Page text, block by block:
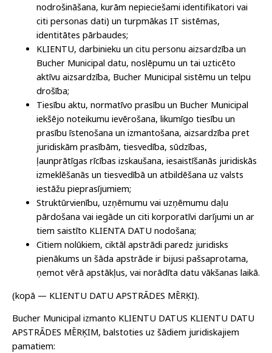
nodrošināšana, kurām nepieciešami identifikatori vai
citi personas dati) un turpmākas IT sistēmas,
identitātes pārbaudes;
KLIENTU, darbinieku un citu personu aizsardzība un
Bucher Municipal datu, noslēpumu un tai uzticēto
aktīvu aizsardzība, Bucher Municipal sistēmu un telpu
drošība;
Tiesību aktu, normatīvo prasību un Bucher Municipal
iekšējo noteikumu ievērošana, likumīgo tiesību un
prasību īstenošana un izmantošana, aizsardzība pret
juridiskām prasībām, tiesvedība, sūdzības,
ļaunprātīgas rīcības izskaušana, iesaistīšanās juridiskās
izmeklēšanās un tiesvedībā un atbildēšana uz valsts
iestāžu pieprasījumiem;
Struktūrvienību, uzņēmumu vai uzņēmumu daļu
pārdošana vai iegāde un citi korporatīvi darījumi un ar
tiem saistīto KLIENTA DATU nodošana;
Citiem nolūkiem, ciktāl apstrādi paredz juridisks
pienākums un šāda apstrāde ir bijusi pašsaprotama,
ņemot vērā apstākļus, vai norādīta datu vākšanas laikā.
(kopā — KLIENTU DATU APSTRĀDES MĒRĶI).
Bucher Municipal izmanto KLIENTU DATUS KLIENTU DATU
APSTRĀDES MĒRĶIM, balstoties uz šādiem juridiskajiem
pamatiem: